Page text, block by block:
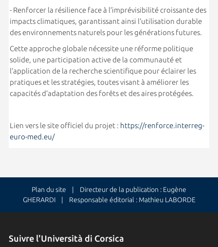
- Renforcer la résilience face à l’imprévisibilité croissante des
impacts climatiques, garantissant ainsi l’utilisation durable
des environnements naturels pour les générations futures.
Cette approche globale nécessite une réforme politique
solide, une participation active de la communauté et
l’application de la recherche scientifique pour éclairer les
pratiques et les stratégies, toutes visant à améliorer les
capacités d’adaptation des forêts et des aires protégées.
Lien vers le site officiel du projet : https://renforce.interreg-
euro-med.eu/
Plan du site | Directeur de la publication : Eugène
GHERARDI | Responsable éditorial : Mathieu LABORDE
Suivre l'Università di Corsica